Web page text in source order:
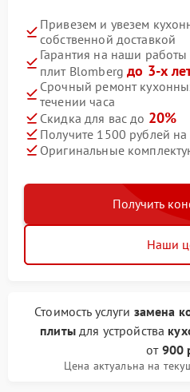
Привезем и увезем
собственной доставкой
Гарантия на наши
плит Blombergдо 3-х
Срочный ремонт
течении часа
Скидка для вас до 20%
Получите 1500 рублей
Оригинальные
Получить
Наши
Стоимость услуги замена
плитыдля устройства
от 900
Цена актуальна на